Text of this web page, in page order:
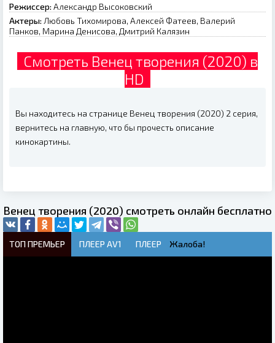
Режиссер: Александр Высоковский
Актеры: Любовь Тихомирова, Алексей Фатеев, Валерий
Панков, Марина Денисова, Дмитрий Калязин
Смотреть Венец творения (2020) в
HD
Вы находитесь на странице Венец творения (2020) 2 серия,
вернитесь на главную, что бы прочесть описание
кинокартины.
Венец творения (2020) смотреть онлайн бесплатно
ТОП ПРЕМЬЕР ПЛЕЕР AV1 ПЛЕЕР Жалоба!